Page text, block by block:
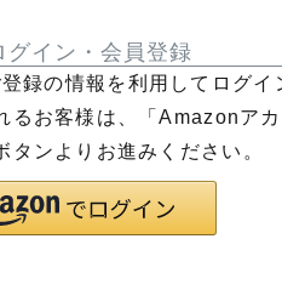
イン・会員登録
録の情報を利用してログイ
るお客様は、「Amazonアカ
タンよりお進みください。